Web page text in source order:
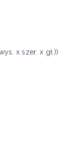
x szer. x gł.))